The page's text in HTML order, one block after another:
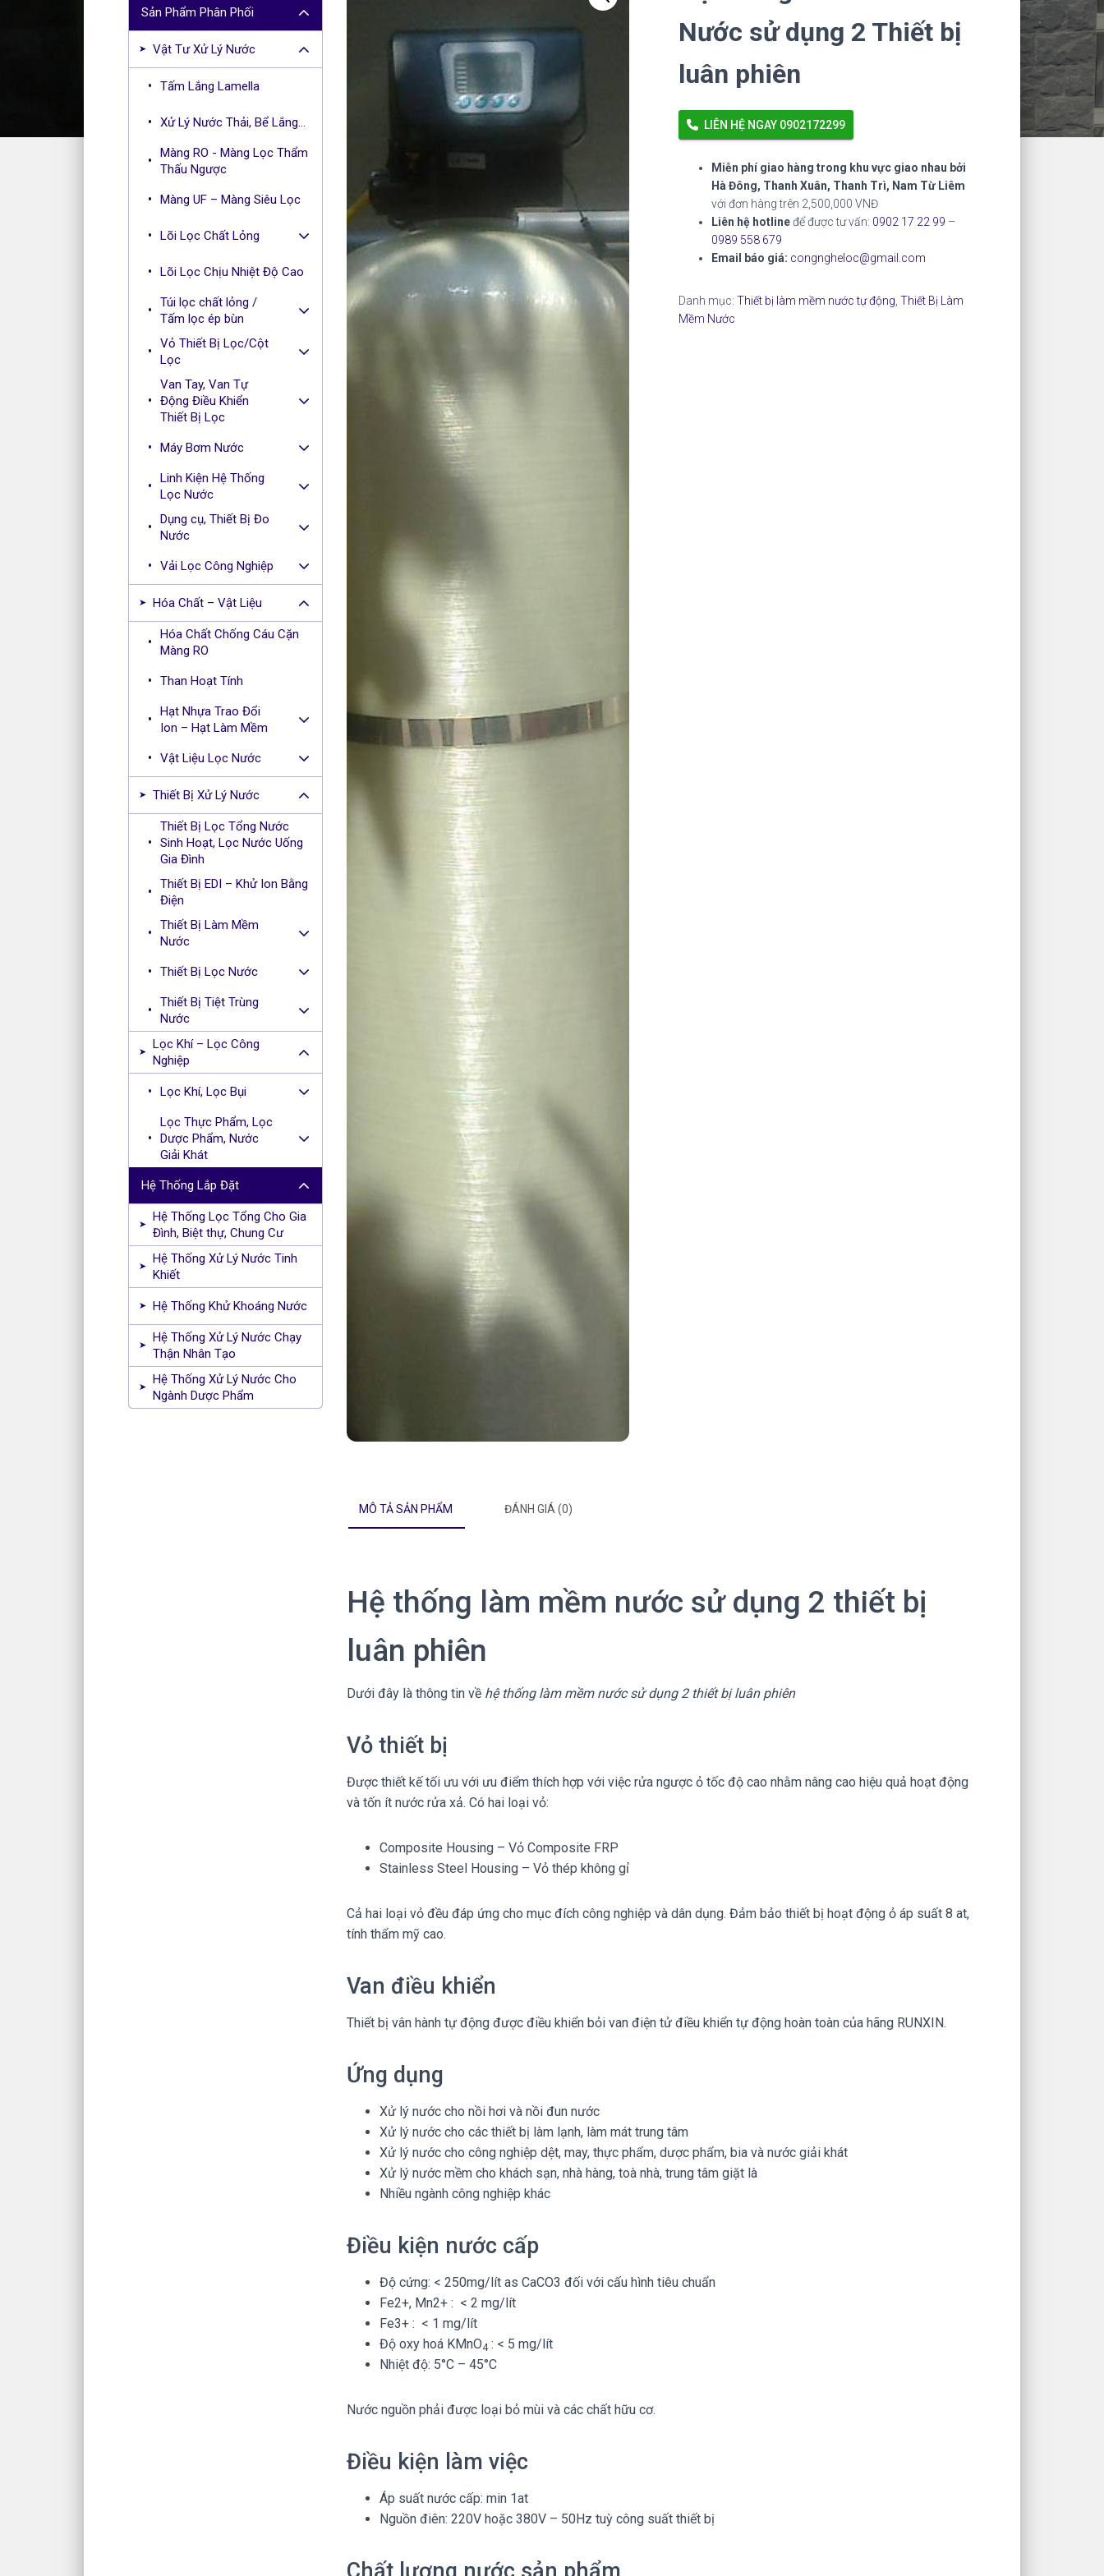
Sản Phẩm Phân Phối
Vật Tư Xử Lý Nước
Tấm Lắng Lamella
Xử Lý Nước Thải, Bể Lắng...
Màng RO - Màng Lọc Thẩm
Thấu Ngược
Màng UF – Màng Siêu Lọc
Lõi Lọc Chất Lỏng
Lõi Lọc Chịu Nhiệt Độ Cao
Túi lọc chất lỏng /
Tấm lọc ép bùn
Vỏ Thiết Bị Lọc/Cột
Lọc
Van Tay, Van Tự
Động Điều Khiển
Thiết Bị Lọc
Máy Bơm Nước
Linh Kiện Hệ Thống
Lọc Nước
Dụng cụ, Thiết Bị Đo
Nước
Vải Lọc Công Nghiệp
Hóa Chất – Vật Liệu
Hóa Chất Chống Cáu Cặn
Màng RO
Than Hoạt Tính
Hạt Nhựa Trao Đổi
Ion – Hạt Làm Mềm
Vật Liệu Lọc Nước
Thiết Bị Xử Lý Nước
Thiết Bị Lọc Tổng Nước
Sinh Hoạt, Lọc Nước Uống
Gia Đình
Thiết Bị EDI – Khử Ion Bằng
Điện
Thiết Bị Làm Mềm
Nước
Thiết Bị Lọc Nước
Thiết Bị Tiệt Trùng
Nước
Lọc Khí – Lọc Công
Nghiệp
Lọc Khí, Lọc Bụi
Lọc Thực Phẩm, Lọc
Dược Phẩm, Nước
Giải Khát
Hệ Thống Lắp Đặt
Hệ Thống Lọc Tổng Cho Gia
Đình, Biệt thự, Chung Cư
Hệ Thống Xử Lý Nước Tinh
Khiết
Hệ Thống Khử Khoáng Nước
Hệ Thống Xử Lý Nước Chạy
Thận Nhân Tạo
Hệ Thống Xử Lý Nước Cho
Ngành Dược Phẩm
Nước sử dụng 2 Thiết bị
luân phiên
LIÊN HỆ NGAY 0902172299
Miễn phí giao hàng trong khu vực giao nhau bởi
Hà Đông, Thanh Xuân, Thanh Trì, Nam Từ Liêm
với đơn hàng trên 2,500,000 VNĐ
Liên hệ hotlineđể được tư vấn: 0902 17 22 99 –
0989 558 679
Email báo giá: congngheloc@gmail.com
Danh mục:Thiết bị làm mềm nước tự động ,Thiết Bị Làm
Mềm Nước
MÔ TẢ SẢN PHẨM ĐÁNH GIÁ (0)
Hệ thống làm mềm nước sử dụng 2 thiết bị
luân phiên
Dưới đây là thông tin về hệ thống làm mềm nước sử dụng 2 thiết bị luân phiên
Vỏ thiết bị
Được thiết kế tối ưu với ưu điểm thích hợp với việc rửa ngược ỏ tốc độ cao nhằm nâng cao hiệu quả hoạt động
và tốn ít nước rửa xả. Có hai loại vỏ:
Composite Housing – Vỏ Composite FRP
Stainless Steel Housing – Vỏ thép không gỉ
Cả hai loại vỏ đều đáp ứng cho mục đích công nghiệp và dân dụng. Đảm bảo thiết bị hoạt động ỏ áp suất 8 at,
tính thẩm mỹ cao.
Van điều khiển
Thiết bị vân hành tự động được điều khiển bỏi van điện tử điều khiển tự động hoàn toàn của hãng RUNXIN.
Ứng dụng
Xử lý nước cho nồi hơi và nồi đun nước
Xử lý nước cho các thiết bị làm lạnh, làm mát trung tâm
Xử lý nước cho công nghiệp dệt, may, thực phẩm, dược phẩm, bia và nước giải khát
Xử lý nước mềm cho khách sạn, nhà hàng, toà nhà, trung tâm giặt là
Nhiều ngành công nghiệp khác
Điều kiện nước cấp
Độ cứng: < 250mg/lít as CaCO3 đối với cấu hình tiêu chuẩn
Fe2+, Mn2+ : < 2 mg/lít
Fe3+ : < 1 mg/lít
Độ oxy hoá KMnO­­4 : < 5 mg/lít
Nhiệt độ: 5°C – 45°C
Nước nguồn phải được loại bỏ mùi và các chất hữu cơ.
Điều kiện làm việc
Áp suất nước cấp: min 1at
Nguồn điên: 220V hoặc 380V – 50Hz tuỳ công suất thiết bị